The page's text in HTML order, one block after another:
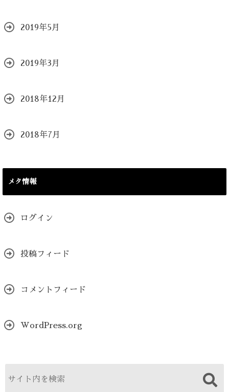
2019年5月
2019年3月
2018年12月
2018年7月
メタ情報
ログイン
投稿フィード
コメントフィード
WordPress.org